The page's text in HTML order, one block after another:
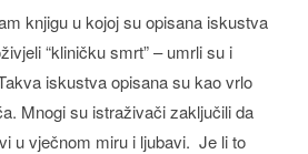
knjigu u kojoj su opisana iskustva
“kliničku smrt” – umrli su i
iskustva opisana su kao vrlo
Mnogi su istraživači zaključili da
u vječnom miru i ljubavi. Je li to